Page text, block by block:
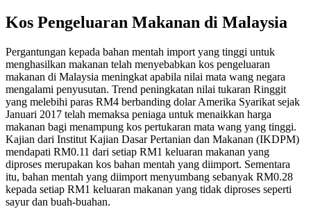
Kos Pengeluaran Makanan di Malaysia
Pergantungan kepada bahan mentah import yang tinggi untuk
menghasilkan makanan telah menyebabkan kos pengeluaran
makanan di Malaysia meningkat apabila nilai mata wang negara
mengalami penyusutan. Trend peningkatan nilai tukaran Ringgit
yang melebihi paras RM4 berbanding dolar Amerika Syarikat sejak
Januari 2017 telah memaksa peniaga untuk menaikkan harga
makanan bagi menampung kos pertukaran mata wang yang tinggi.
Kajian dari Institut Kajian Dasar Pertanian dan Makanan (IKDPM)
mendapati RM0.11 dari setiap RM1 keluaran makanan yang
diproses merupakan kos bahan mentah yang diimport. Sementara
itu, bahan mentah yang diimport menyumbang sebanyak RM0.28
kepada setiap RM1 keluaran makanan yang tidak diproses seperti
sayur dan buah-buahan.